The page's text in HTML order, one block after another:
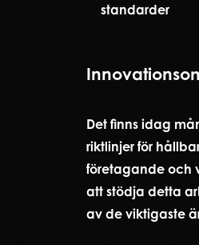
standarder
Det finns idag
riktlinjer för
företagande och
att stödja detta
av de viktigaste